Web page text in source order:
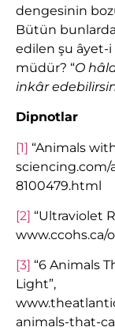
dengesinin
Bütün
edilen şu âyet-
müdür? “O
inkâr
Dipnotlar
[1] “Animals
8100479.html
[2] “Ultraviolet
[3] “6 Animals
Light”,
animals-that-